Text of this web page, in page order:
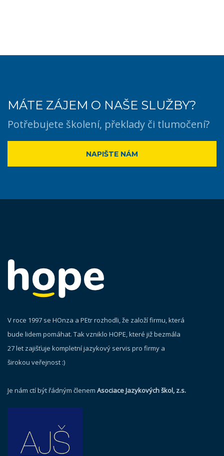
MÁTE ZÁJEM O NAŠE SLUŽBY?
Potřebujete školení, překlady či tlumočení?
NAPIŠTE NÁM
V roce 1997 se HOnza a PEtr rozhodli, že založí firmu, která
bude lidem pomáhat. Tak vzniklo HOPE, které již bezmála
27 let zajišťuje kompletní jazykový servis pro firmy a
širokou veřejnost :)
Je nám ctí být řádným členem Asociace Jazykových škol, z.s.